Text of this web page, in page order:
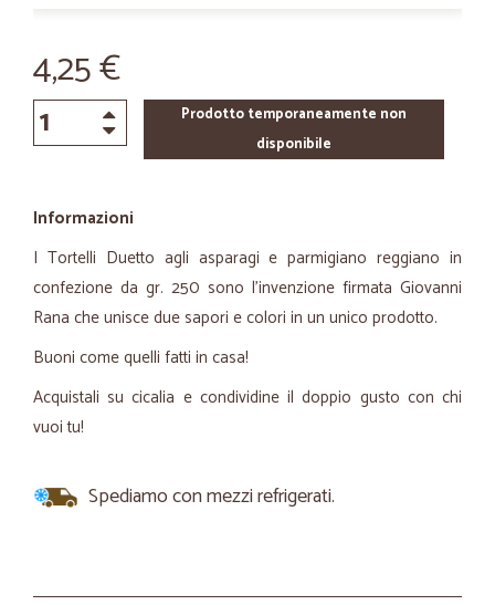
4,25 €
Prodotto temporaneamente non
disponibile
Informazioni
I Tortelli Duetto agli asparagi e parmigiano reggiano in
confezione da gr. 250 sono l'invenzione firmata Giovanni
Rana che unisce due sapori e colori in un unico prodotto.
Buoni come quelli fatti in casa!
Acquistali su cicalia e condividine il doppio gusto con chi
vuoi tu!
Spediamo con mezzi refrigerati.